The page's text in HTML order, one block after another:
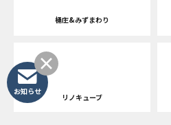
桶庄&みずまわり
リノキューブ
お知らせ